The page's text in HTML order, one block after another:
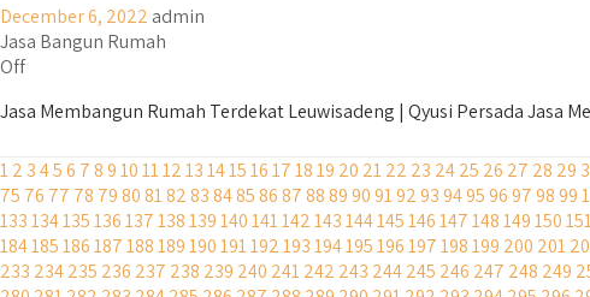
December 6, 2022 admin
Jasa Bangun Rumah
Off
Jasa Membangun Rumah Terdekat Leuwisadeng | Qyusi Persada Jasa
12 3456 78910111213141516171819 20 2122 23 2425 26 27 28 29
75 76 77 78 798081828384858687888990919293949596979899
133134135136137138139140141142143144145146147148149150
184185186187188189190191192193194195196197198199 200 201
233 234235 236 237 238 239 240 241242 243 244245 246 247 248 249